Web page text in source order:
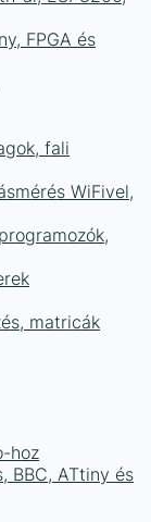
FPGA és
fali
WiFivel,
matricák
hoz
BBC, ATtiny és